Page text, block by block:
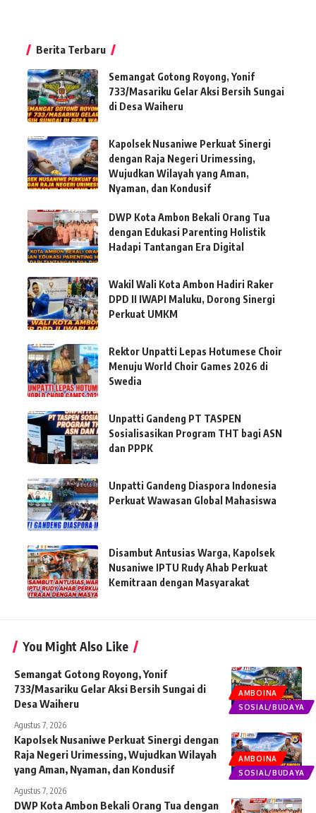
Berita Terbaru
Semangat Gotong Royong, Yonif
733/Masariku Gelar Aksi Bersih Sungai
di Desa Waiheru
Kapolsek Nusaniwe Perkuat Sinergi
dengan Raja Negeri Urimessing,
Wujudkan Wilayah yang Aman,
Nyaman, dan Kondusif
DWP Kota Ambon Bekali Orang Tua
dengan Edukasi Parenting Holistik
Hadapi Tantangan Era Digital
Wakil Wali Kota Ambon Hadiri Raker
DPD II IWAPI Maluku, Dorong Sinergi
Perkuat UMKM
Rektor Unpatti Lepas Hotumese Choir
Menuju World Choir Games 2026 di
Swedia
Unpatti Gandeng PT TASPEN
Sosialisasikan Program THT bagi ASN
dan PPPK
Unpatti Gandeng Diaspora Indonesia
Perkuat Wawasan Global Mahasiswa
Disambut Antusias Warga, Kapolsek
Nusaniwe IPTU Rudy Ahab Perkuat
Kemitraan dengan Masyarakat
You Might Also Like
AMBOINA
SOSIAL/BUDAYA
Semangat Gotong Royong, Yonif
733/Masariku Gelar Aksi Bersih Sungai di
Desa Waiheru
Agustus 7, 2026
AMBOINA
SOSIAL/BUDAYA
Kapolsek Nusaniwe Perkuat Sinergi dengan
Raja Negeri Urimessing, Wujudkan Wilayah
yang Aman, Nyaman, dan Kondusif
Agustus 7, 2026
DWP Kota Ambon Bekali Orang Tua dengan